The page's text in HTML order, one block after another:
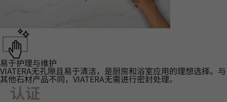
易于护理与维护
VIATERA无孔隙且易于清洁，是厨房和浴室应用的理想选择。与
其他石材产品不同，VIATERA无需进行密封处理。
认证‌